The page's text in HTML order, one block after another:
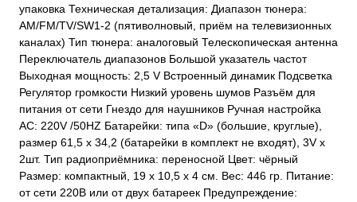
упаковка Техническая детализация: Диапазон тюнера:
AM/FM/TV/SW1-2 (пятиволновый, приём на телевизионных
каналах) Тип тюнера: аналоговый Телескопическая антенна
Переключатель диапазонов Большой указатель частот
Выходная мощность: 2,5 V Встроенный динамик Подсветка
Регулятор громкости Низкий уровень шумов Разъём для
питания от сети Гнездо для наушников Ручная настройка
AC: 220V /50HZ Батарейки: типа «D» (большие, круглые),
размер 61,5 х 34,2 (батарейки в комплект не входят), 3V х
2шт. Тип радиоприёмника: переносной Цвет: чёрный
Размер: компактный, 19 х 10,5 х 4 см. Вес: 446 гр. Питание:
от сети 220В или от двух батареек Предупреждение: